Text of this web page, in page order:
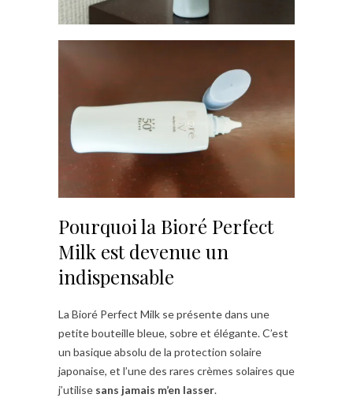
Pourquoi la Bioré Perfect
Milk est devenue un
indispensable
La Bioré Perfect Milk se présente dans une
petite bouteille bleue, sobre et élégante. C’est
un basique absolu de la protection solaire
japonaise, et l’une des rares crèmes solaires que
j’utilise sans jamais m’en lasser.